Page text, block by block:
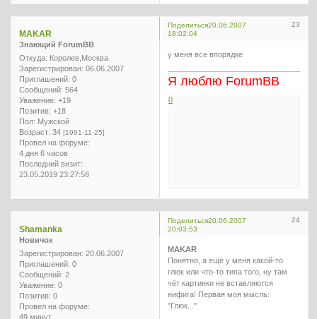
Поделиться 23
20.06.2007
18:02:04
MAKAR
Знающий ForumBB
Откуда: Королев,Москва
Зарегистрирован: 06.06.2007
Приглашений: 0
Сообщений: 564
Уважение: +19
Позитив: +18
Пол: Мужской
Возраст: 34 [1991-11-25]
Провел на форуме:
4 дня 6 часов
Последний визит:
23.05.2019 23:27:58
у меня все впорядке
Я люблю ForumBB
0
Поделиться 24
20.06.2007
20:03:53
Shamanka
Новичок
Зарегистрирован: 20.06.2007
Приглашений: 0
Сообщений: 2
Уважение: 0
Позитив: 0
Провел на форуме:
49 минут
MAKAR
Понятно, а ещё у меня какой-то
глюк или что-то типа того, ну там
чёт картинки не вставляются
нифига! Первая моя мысль:
"Глюк..."